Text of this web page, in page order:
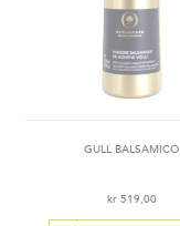
GULL BALSAMICO
kr 519,00